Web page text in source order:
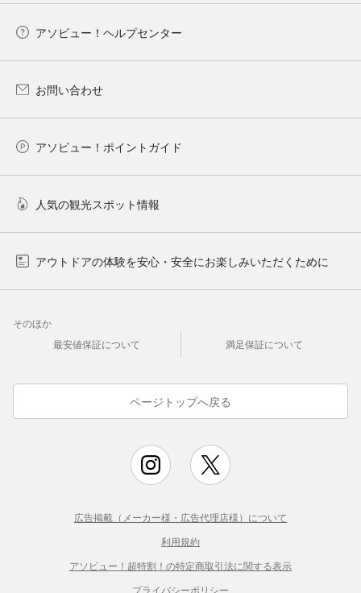
アソビュー！ヘルプセンター
お問い合わせ
アソビュー！ポイントガイド
人気の観光スポット情報
アウトドアの体験を安心・安全にお楽しみいただくために
そのほか
最安値保証について
満足保証について
ページトップへ戻る
広告掲載（メーカー様・広告代理店様）について
利用規約
アソビュー！超特割！の特定商取引法に関する表示
プライバシーポリシー